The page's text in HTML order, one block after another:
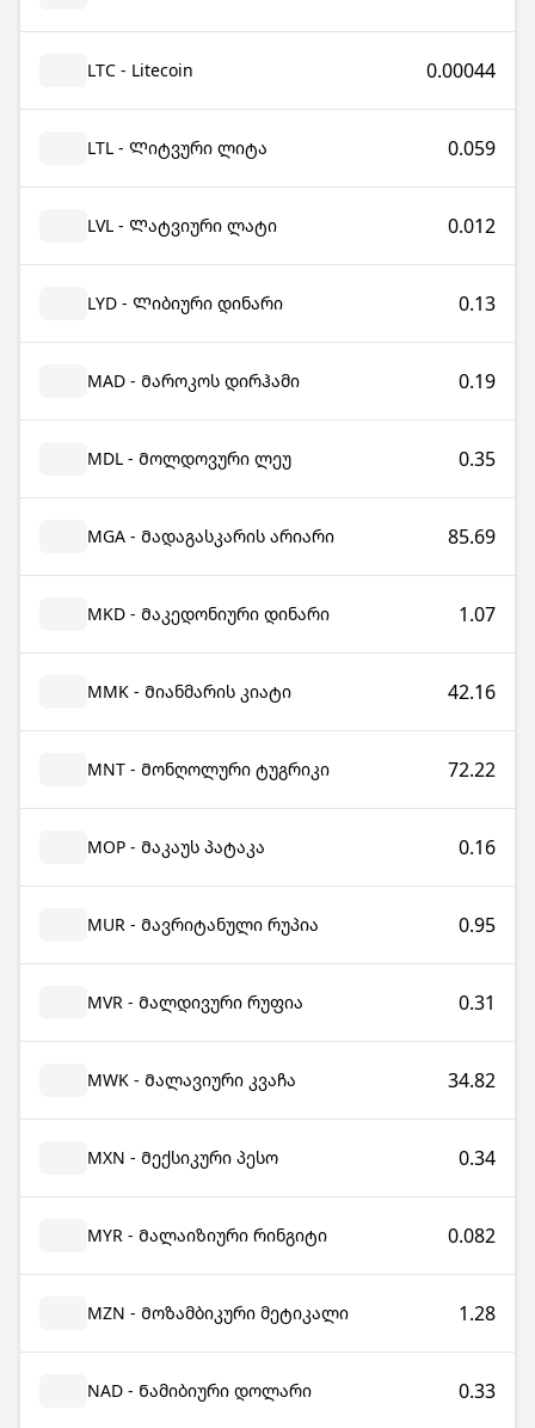
LTC - Litecoin 0.00044
LTL - Ლიტვური ლიტა 0.059
LVL - Ლატვიური ლატი 0.012
LYD - Ლიბიური დინარი 0.13
MAD - Მაროკოს დირჰამი 0.19
MDL - Მოლდოვური ლეუ 0.35
MGA - Მადაგასკარის არიარი 85.69
MKD - Მაკედონიური დინარი 1.07
MMK - Მიანმარის კიატი 42.16
MNT - Მონღოლური ტუგრიკი 72.22
MOP - Მაკაუს პატაკა 0.16
MUR - Მავრიტანული რუპია 0.95
MVR - Მალდივური რუფია 0.31
MWK - Მალავიური კვაჩა 34.82
MXN - Მექსიკური პესო 0.34
MYR - Მალაიზიური რინგიტი 0.082
MZN - Მოზამბიკური მეტიკალი 1.28
NAD - Ნამიბიური დოლარი 0.33